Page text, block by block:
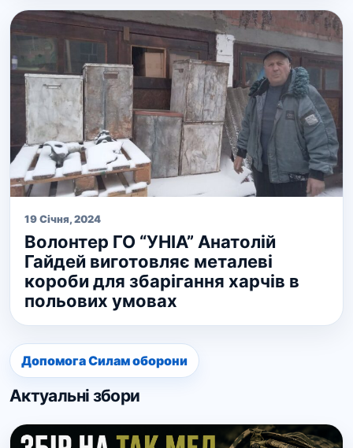
19 Січня, 2024
Волонтер ГО “УНІА” Анатолій
Гайдей виготовляє металеві
короби для збарігання харчів в
польових умовах
Допомога Силам оборони
Актуальні збори